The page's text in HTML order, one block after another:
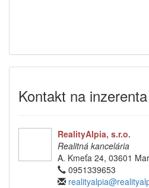
Kontakt na inzerenta
RealityAlpia, s.r.o.
Realitná kancelária
A. Kmeťa 24, 03601
0951339653